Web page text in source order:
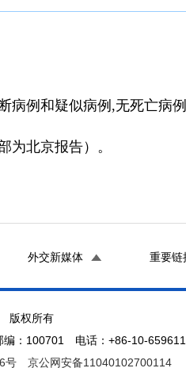
例和疑似病例,无死亡病例
北京报告）。
外交新媒体 重要链
版权所有
：100701 电话：+86-10-
号 京公网安备11040102700114